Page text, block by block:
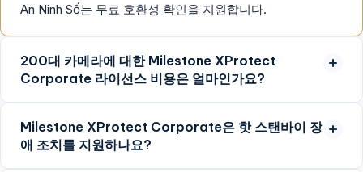
An Ninh Số는 무료 호환성 확인을 지원합니다.
200대 카메라에 대한 Milestone XProtect
Corporate 라이선스 비용은 얼마인가요?
Milestone XProtect Corporate은 핫 스탠바이 장
애 조치를 지원하나요?